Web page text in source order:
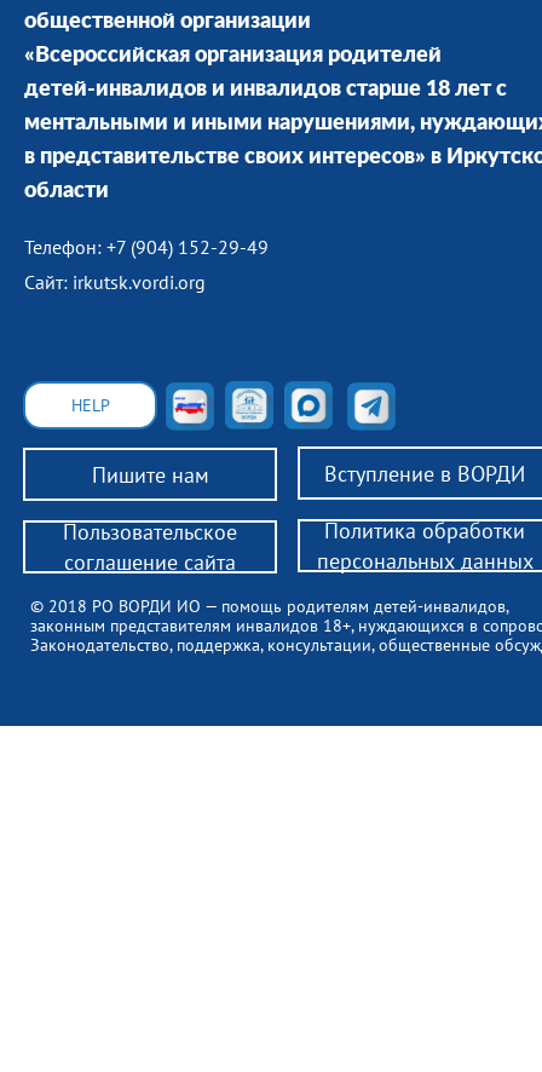
общественной организации
«Всероссийская организация родителей
детей-инвалидов и инвалидов старше 18 лет с
ментальными и иными нарушениями,
в представительстве своих интересов» в
области
Телефон: +7 (904) 152-29-49
Сайт: irkutsk.vordi.org
Пишите нам Вступление в ВОРДИ
© 2018 РО ВОРДИ ИО — помощь родителям детей-инвалидов,
законным представителям инвалидов 18+, нуждающихся в
Законодательство, поддержка, консультации, общественные
HELP
Пользовательское
соглашение сайта
Политика обработки
персональных данных